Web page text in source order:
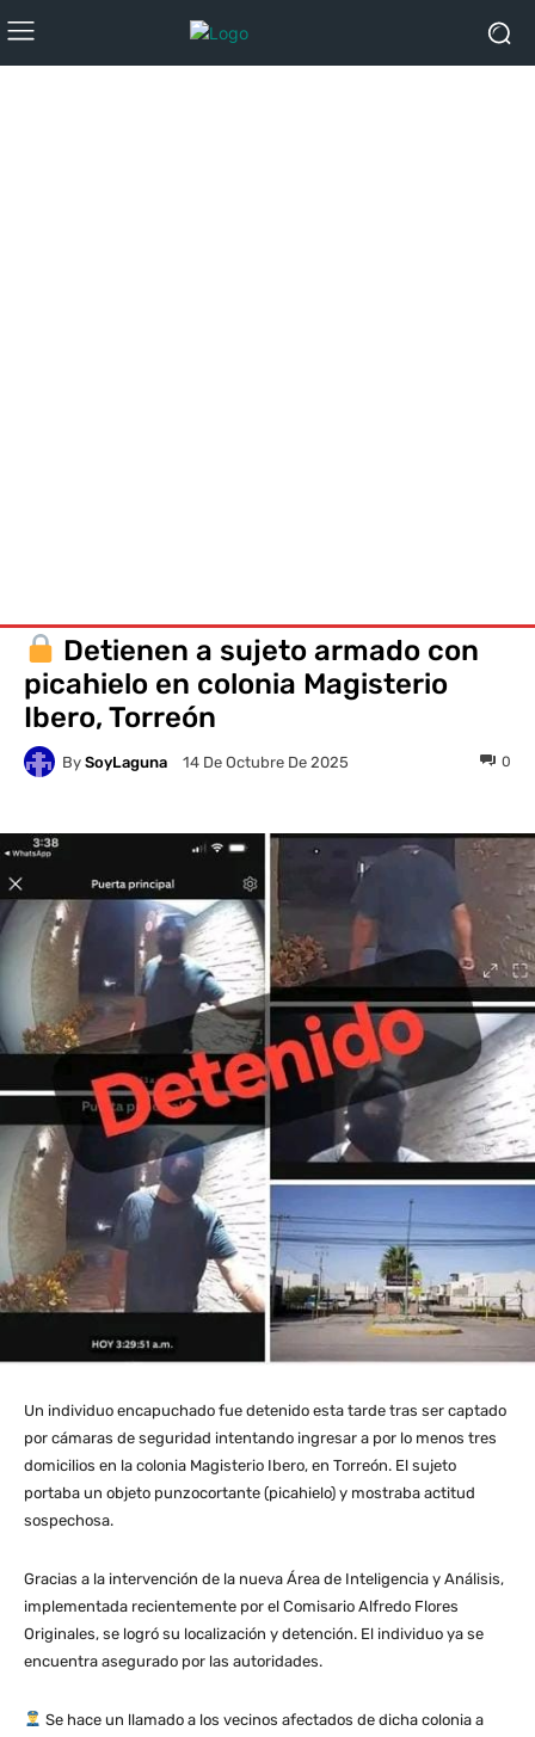
Detienen a sujeto armado con
picahielo en colonia Magisterio
Ibero, Torreón
By SoyLaguna 14 De Octubre De 2025 0
Un individuo encapuchado fue detenido esta tarde tras ser captado
por cámaras de seguridad intentando ingresar a por lo menos tres
domicilios en la colonia Magisterio Ibero, en Torreón. El sujeto
portaba un objeto punzocortante (picahielo) y mostraba actitud
sospechosa.
Gracias a la intervención de la nueva Área de Inteligencia y Análisis,
implementada recientemente por el Comisario Alfredo Flores
Originales, se logró su localización y detención. El individuo ya se
encuentra asegurado por las autoridades.
Se hace un llamado a los vecinos afectados de dicha colonia a